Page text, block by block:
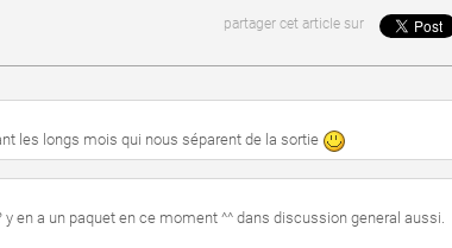
partager cet article sur
les longs mois qui nous séparent de la sortie
en a un paquet en ce moment ^^ dans discussion general aussi.